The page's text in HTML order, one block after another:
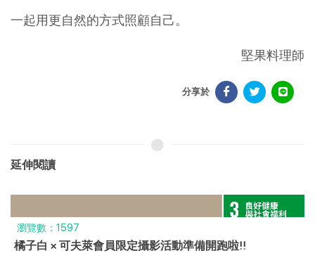
一起用更自然的方式照顧自己。
堅果料理師
分享於
延伸閱讀
瀏覽數：742
618世界野餐日：用可夫萊精品堅果打造健康美味戶外盛